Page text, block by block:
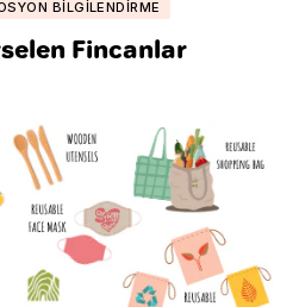
BILGILENDIRME
Fincanlar